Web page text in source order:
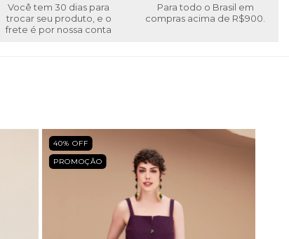
Você tem 30 dias para
trocar seu produto, e o
frete é por nossa conta
Para todo o Brasil em
compras acima de R$900.
40% OFF
PROMOÇÃO